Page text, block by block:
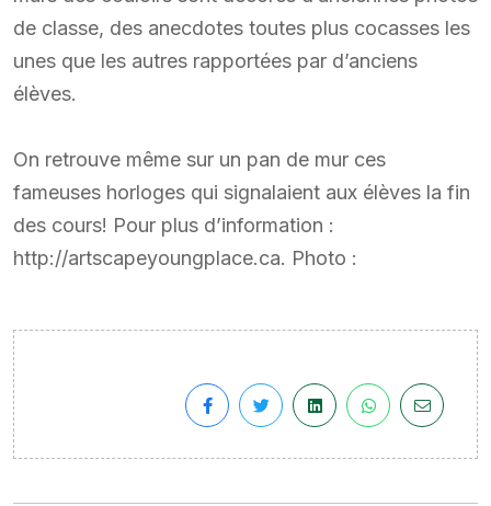
de classe, des anecdotes toutes plus cocasses les
unes que les autres rapportées par d’anciens
élèves.
On retrouve même sur un pan de mur ces
fameuses horloges qui signalaient aux élèves la fin
des cours! Pour plus d’information :
http://artscapeyoungplace.ca. Photo :